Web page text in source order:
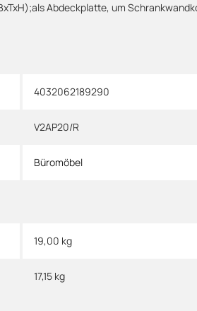
4032062189290
V2AP20/R
Büromöbel
19,00 kg
17,15 kg
Abdeckplatte, um